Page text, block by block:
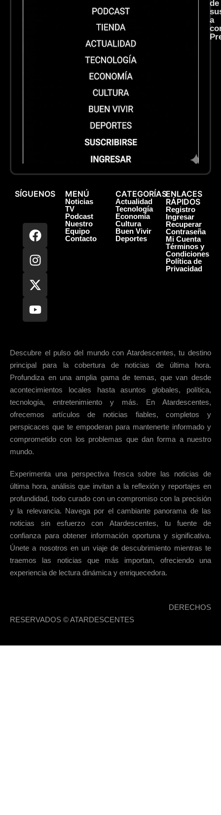
de
a
SÍGUENOS MENÚ
Noticias
TV
Podcast
Nuestro
Equipo
Contacto
CATEGORÍAS
Actualidad
Tecnología
Economía
Cultura
Buen Vivir
Deportes
ENLACES
RÁPIDOS
Registro
Ingresar
Recuperar
Contraseña
Mi Cuenta
Términos y
Condiciones
Política de
Privacidad
Descubre el pulso del mundo con Atardescentes, tu destino
principal para la cobertura de noticias de última hora.
Profundiza en una amplia gama de temas, que van desde
acontecimientos locales hasta asuntos globales, política,
tecnología, entretenimiento y más. En Atardescentes,
ofrecemos artículos de noticias fiables, completos y
perspicaces que te empoderan para mantenerte informado y
comprometido con los problemas que dan forma a nuestro
mundo.
Experimenta una perspectiva fresca sobre las noticias de
última hora, análisis que invitan a la reflexión y reportajes en
profundidad, todo curado con un compromiso con la precisión
y la relevancia. Navega por el cambiante panorama de las
noticias sin esfuerzo con Atardescentes, tu fuente de
confianza para obtener información oportuna y significativa.
Únete a nosotros en un viaje de descubrimiento mientras te
traemos las noticias que más importan, ofreciendo una
experiencia de lectura dinámica y enriquecedora.
DERECHOS
RESERVADOS © ATARDESCENTES